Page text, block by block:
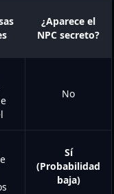
¿Aparece el
NPC secreto?
No
Sí
(Probabilidad
baja)